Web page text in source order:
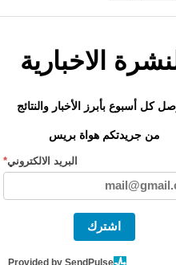
الاخبارية
كل أسبوع بأبرز الأخبار والنتائج
من جريدتكم هواة بريس
البريد الالكتروني*
اشترك
Provided by SendPulse